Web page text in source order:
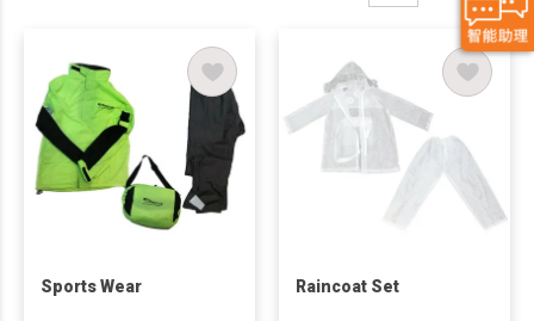
Sports Wear Raincoat Set